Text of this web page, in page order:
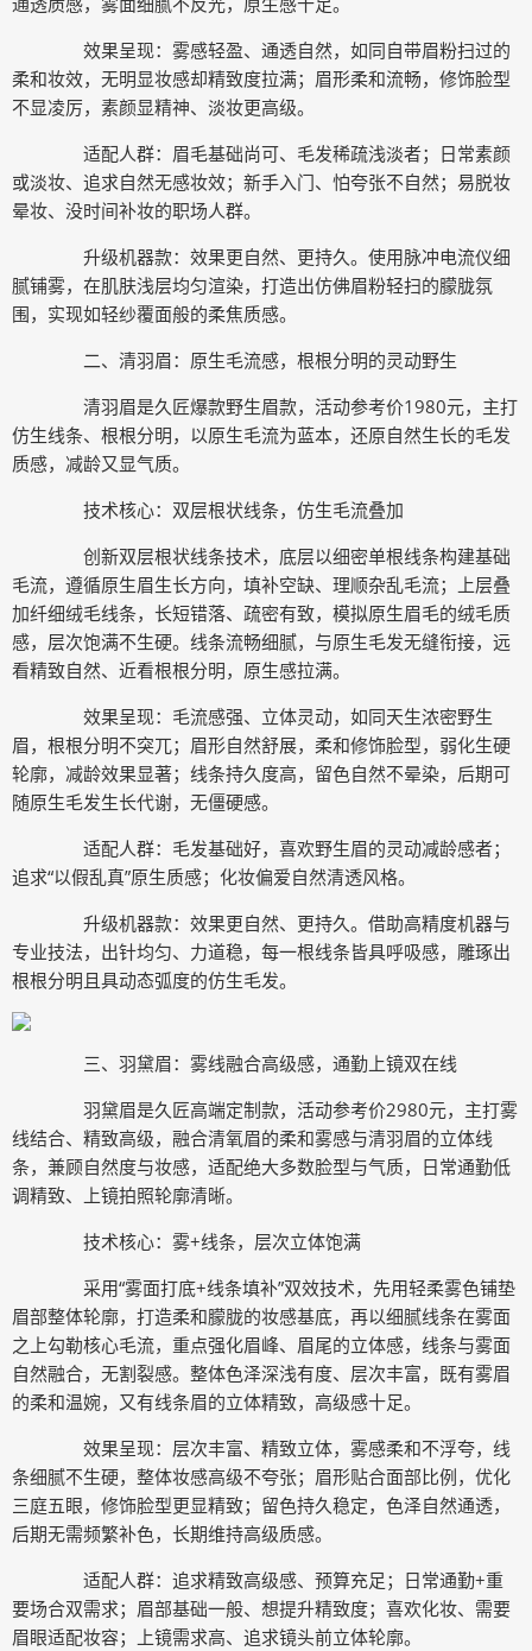
效果呈现：雾感轻盈、通透自然，如同自带眉粉扫过的
柔和妆效，无明显妆感却精致度拉满；眉形柔和流畅，修饰脸型
不显凌厉，素颜显精神、淡妆更高级。
适配人群：眉毛基础尚可、毛发稀疏浅淡者；日常素颜
或淡妆、追求自然无感妆效；新手入门、怕夸张不自然；易脱妆
晕妆、没时间补妆的职场人群。
升级机器款：效果更自然、更持久。使用脉冲电流仪细
腻铺雾，在肌肤浅层均匀渲染，打造出仿佛眉粉轻扫的朦胧氛
围，实现如轻纱覆面般的柔焦质感。
二、清羽眉：原生毛流感，根根分明的灵动野生
清羽眉是久匠爆款野生眉款，活动参考价1980元，主打
仿生线条、根根分明，以原生毛流为蓝本，还原自然生长的毛发
质感，减龄又显气质。
技术核心：双层根状线条，仿生毛流叠加
创新双层根状线条技术，底层以细密单根线条构建基础
毛流，遵循原生眉生长方向，填补空缺、理顺杂乱毛流；上层叠
加纤细绒毛线条，长短错落、疏密有致，模拟原生眉毛的绒毛质
感，层次饱满不生硬。线条流畅细腻，与原生毛发无缝衔接，远
看精致自然、近看根根分明，原生感拉满。
效果呈现：毛流感强、立体灵动，如同天生浓密野生
眉，根根分明不突兀；眉形自然舒展，柔和修饰脸型，弱化生硬
轮廓，减龄效果显著；线条持久度高，留色自然不晕染，后期可
随原生毛发生长代谢，无僵硬感。
适配人群：毛发基础好，喜欢野生眉的灵动减龄感者；
追求“以假乱真”原生质感；化妆偏爱自然清透风格。
升级机器款：效果更自然、更持久。借助高精度机器与
专业技法，出针均匀、力道稳，每一根线条皆具呼吸感，雕琢出
根根分明且具动态弧度的仿生毛发。
三、羽黛眉：雾线融合高级感，通勤上镜双在线
羽黛眉是久匠高端定制款，活动参考价2980元，主打雾
线结合、精致高级，融合清氧眉的柔和雾感与清羽眉的立体线
条，兼顾自然度与妆感，适配绝大多数脸型与气质，日常通勤低
调精致、上镜拍照轮廓清晰。
技术核心：雾+线条，层次立体饱满
采用“雾面打底+线条填补”双效技术，先用轻柔雾色铺垫
眉部整体轮廓，打造柔和朦胧的妆感基底，再以细腻线条在雾面
之上勾勒核心毛流，重点强化眉峰、眉尾的立体感，线条与雾面
自然融合，无割裂感。整体色泽深浅有度、层次丰富，既有雾眉
的柔和温婉，又有线条眉的立体精致，高级感十足。
效果呈现：层次丰富、精致立体，雾感柔和不浮夸，线
条细腻不生硬，整体妆感高级不夸张；眉形贴合面部比例，优化
三庭五眼，修饰脸型更显精致；留色持久稳定，色泽自然通透，
后期无需频繁补色，长期维持高级质感。
适配人群：追求精致高级感、预算充足；日常通勤+重
要场合双需求；眉部基础一般、想提升精致度；喜欢化妆、需要
眉眼适配妆容；上镜需求高、追求镜头前立体轮廓。